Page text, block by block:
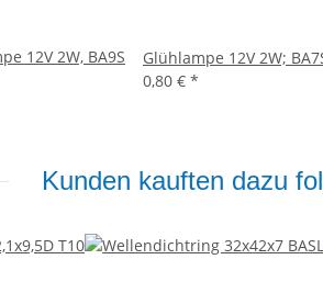
12V 2W, BA9S
Glühlampe 12V 2W;
0,80 € *
Kunden kauften dazu